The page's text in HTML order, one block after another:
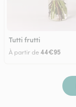
Tutti frutti
À partir de44€95